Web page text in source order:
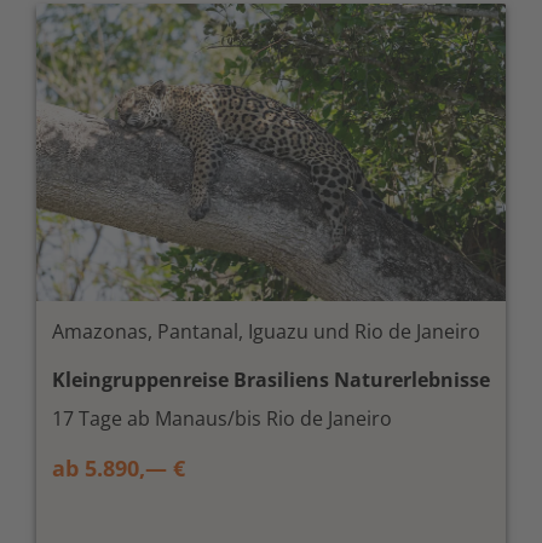
Amazonas, Pantanal, Iguazu und Rio de Janeiro
Kleingruppenreise Brasiliens Naturerlebnisse
17 Tage ab Manaus/bis Rio de Janeiro
ab 5.890,— €